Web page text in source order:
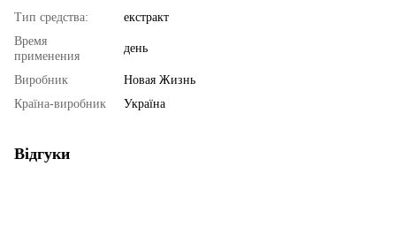
Тип средства:
екстракт
Время
применения
день
Виробник
Новая Жизнь
Країна-виробник
Україна
Відгуки